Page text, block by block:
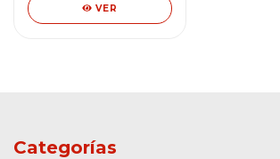
VER
Categorías